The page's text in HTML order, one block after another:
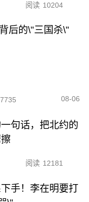
阅读 10204
后的\"三国杀\"
7735 08-06
句话，把北约的
阅读 12181
手！李在明要打